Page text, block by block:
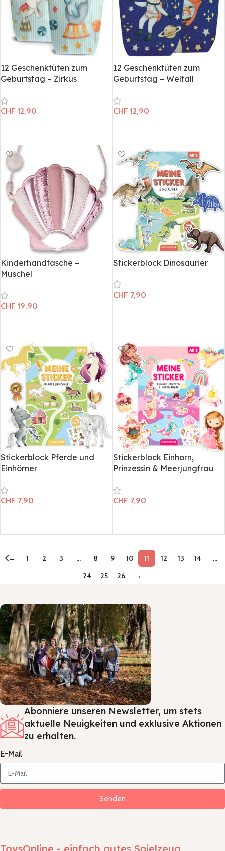
12 Geschenktüten zum
Geburtstag – Zirkus
CHF 12,90
12 Geschenktüten zum
Geburtstag – Weltall
CHF 12,90
Kinderhandtasche –
Muschel
CHF 19,90
Stickerblock Dinosaurier
CHF 7,90
Stickerblock Pferde und
Einhörner
CHF 7,90
Stickerblock Einhorn,
Prinzessin & Meerjungfrau
CHF 7,90
← 1 2 3 … 8 9 10 11 12 13 14
…
24
25 26 →
Abonniere unseren Newsletter, um stets
aktuelle Neuigkeiten und exklusive Aktionen
zu erhalten.
E-Mail
Senden